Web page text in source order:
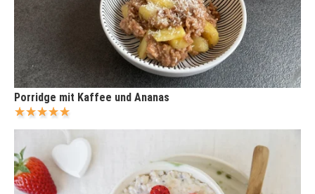
Porridge mit Kaffee und Ananas